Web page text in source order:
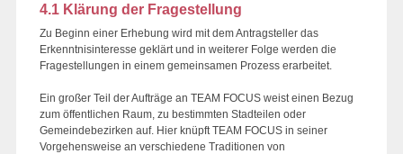
4.1 Klärung der Fragestellung
Zu Beginn einer Erhebung wird mit dem Antragsteller das
Erkenntnisinteresse geklärt und in weiterer Folge werden die
Fragestellungen in einem gemeinsamen Prozess erarbeitet.
Ein großer Teil der Aufträge an TEAM FOCUS weist einen Bezug
zum öffentlichen Raum, zu bestimmten Stadteilen oder
Gemeindebezirken auf. Hier knüpft TEAM FOCUS in seiner
Vorgehensweise an verschiedene Traditionen von